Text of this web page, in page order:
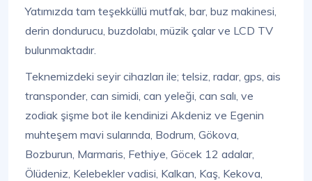
Yatımızda tam teşekküllü mutfak, bar, buz makinesi,
derin dondurucu, buzdolabı, müzik çalar ve LCD TV
bulunmaktadır.
Teknemizdeki seyir cihazları ile; telsiz, radar, gps, ais
transponder, can simidi, can yeleği, can salı, ve
zodiak şişme bot ile kendinizi Akdeniz ve Egenin
muhteşem mavi sularında, Bodrum, Gökova,
Bozburun, Marmaris, Fethiye, Göcek 12 adalar,
Ölüdeniz, Kelebekler vadisi, Kalkan, Kaş, Kekova,